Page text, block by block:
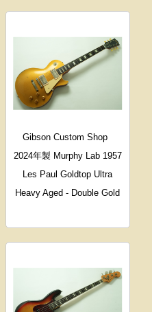
Gibson Custom Shop
2024年製 Murphy Lab 1957
Les Paul Goldtop Ultra
Heavy Aged - Double Gold